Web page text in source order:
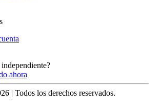
ahora
| Todos los derechos reservados.